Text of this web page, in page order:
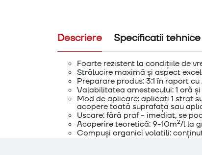
Descriere Specificatii tehnice
Foarte rezistent la condițiile de
Strălucire maximă și aspect
Preparare produs: 3:1 în raport
Valabilitatea amestecului: 1 oră
Mod de aplicare: aplicați 1 strat
acopere toată suprafața sau
Uscare: fără praf - imediat, se
Acoperire teoretică: 9-10m2/l la
Compuși organici volatili: